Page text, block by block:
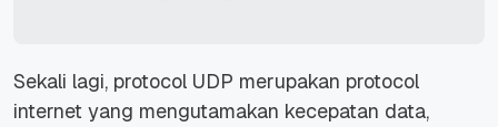
Sekali lagi, protocol UDP merupakan protocol
internet yang mengutamakan kecepatan data,